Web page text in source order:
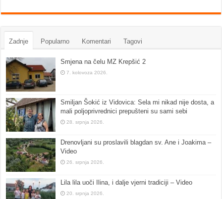
Zadnje Popularno Komentari Tagovi
Smjena na čelu MZ Krepšić 2
7. kolovoza 2026.
Smiljan Šokić iz Vidovica: Sela mi nikad nije dosta, a
mali poljoprivrednici prepušteni su sami sebi
28. srpnja 2026.
Drenovljani su proslavili blagdan sv. Ane i Joakima –
Video
26. srpnja 2026.
Lila lila uoči Ilina, i dalje vjerni tradiciji – Video
20. srpnja 2026.